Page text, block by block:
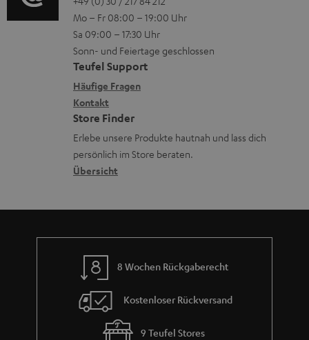
n
.
l
i
n
k
s
.
t
i
e
h
n
z
u
r
G
a
r
a
n
i
e
e
r
ä
t
e
R
ü
c
k
a
h
m
-
L
e
x
i
k
o
n
o
n
t
a
k
t
d
a
t
n
Mo – Fr 08:00 – 19:00 Uhr
Sa 09:00 – 17:30 Uhr
Sonn- und Feiertage geschlossen
Teufel Support
Häufige Fragen
Kontakt
Store Finder
Erlebe unsere Produkte hautnah und lass dich
persönlich im Store beraten.
Übersicht
8 Wochen Rückgaberecht
Kostenloser Rückversand
9 Teufel Stores